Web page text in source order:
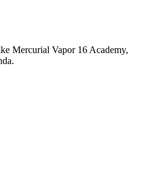
Mercurial Vapor 16 Academy,